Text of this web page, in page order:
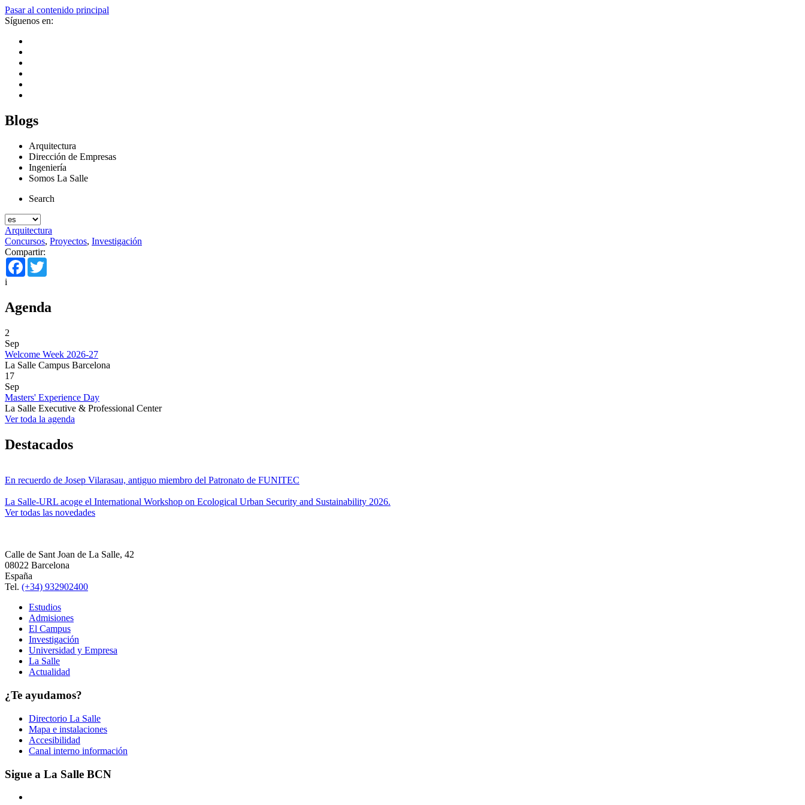
Pasar al contenido principal
Síguenos en:
Blogs
Arquitectura
Dirección de Empresas
Ingeniería
Somos La Salle
Search
Arquitectura
Concursos, Proyectos, Investigación
Compartir:
Facebook
i
Agenda
2
Sep
Welcome Week 2026-27
La Salle Campus Barcelona
17
Sep
Masters' Experience Day
La Salle Executive & Professional Center
Ver toda la agenda
Destacados
En recuerdo de Josep Vilarasau, antiguo miembro del Patronato de FUNITEC
La Salle-URL acoge el International Workshop on Ecological Urban Security and Sustainability 2026.
Ver todas las novedades
Calle de Sant Joan de La Salle, 42
08022 Barcelona
España
Tel. (+34) 932902400
Estudios
Admisiones
El Campus
Investigación
Universidad y Empresa
La Salle
Actualidad
¿Te ayudamos?
Directorio La Salle
Mapa e instalaciones
Accesibilidad
Canal interno información
Sigue a La Salle BCN